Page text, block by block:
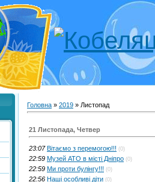
Головна » 2019 » Листопад
21 Листопада, Четвер
23:07 Вітаємо з перемогою!!! (0)
22:59 Музей АТО в місті Дніпро (0)
22:59 Ми проти булінгу!!! (0)
22:56 Наші особливі діти (0)